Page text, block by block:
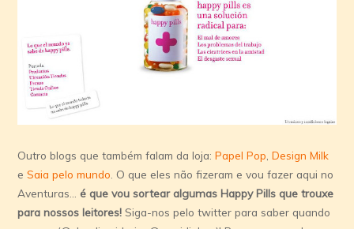
Outro blogs que também falam da loja: Papel Pop, Design Milk
eSaia pelo mundo. O que eles não fizeram e vou fazer aqui no
Aventuras…é que vou sortear algumas Happy Pills que trouxe
para nossos leitores!Siga-nos pelo twitter para saber quando